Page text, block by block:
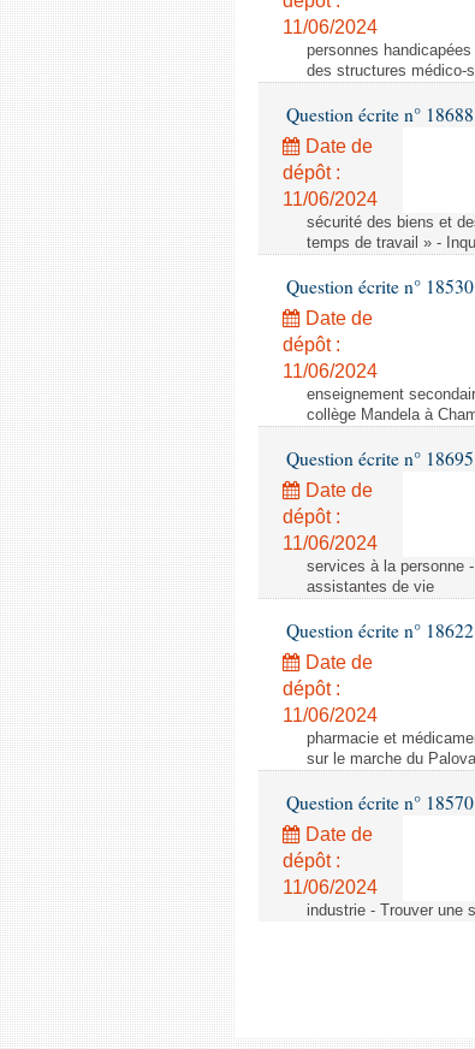
11/06/2024
personnes
des structures médico-
Question écrite n°
Date de
dépôt :
11/06/2024
sécurité des biens et
temps de travail » -
Question écrite n°
Date de
dépôt :
11/06/2024
enseignement
collège Mandela à
Question écrite n°
Date de
dépôt :
11/06/2024
services à la personne
assistantes de vie
Question écrite n°
Date de
dépôt :
11/06/2024
pharmacie et
sur le marche du
Question écrite n°
Date de
dépôt :
11/06/2024
industrie - Trouver une